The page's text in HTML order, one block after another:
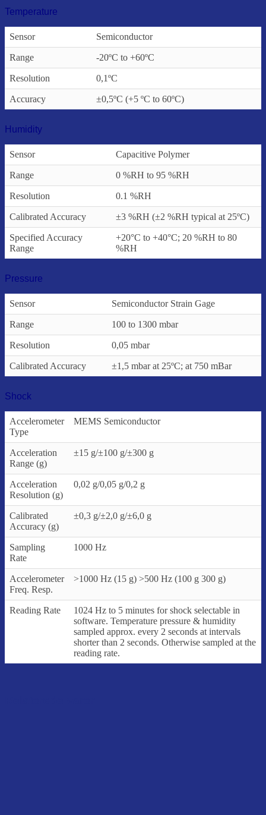
Temperature
Sensor Semiconductor
Range -20ºC to +60ºC
Resolution 0,1ºC
Accuracy ±0,5ºC (+5 ºC to 60ºC)
Humidity
Sensor Capacitive Polymer
Range 0 %RH to 95 %RH
Resolution 0.1 %RH
Calibrated Accuracy ±3 %RH (±2 %RH typical at 25ºC)
Specified Accuracy
Range
+20°C to +40°C; 20 %RH to 80
%RH
Pressure
Sensor Semiconductor Strain Gage
Range 100 to 1300 mbar
Resolution 0,05 mbar
Calibrated Accuracy ±1,5 mbar at 25ºC; at 750 mBar
Shock
Accelerometer
Type
MEMS Semiconductor
Acceleration
Range (g)
±15 g/±100 g/±300 g
Acceleration
Resolution (g)
0,02 g/0,05 g/0,2 g
Calibrated
Accuracy (g)
±0,3 g/±2,0 g/±6,0 g
Sampling
Rate
1000 Hz
Accelerometer
Freq. Resp.
>1000 Hz (15 g) >500 Hz (100 g 300 g)
Reading Rate
1024 Hz to 5 minutes for shock selectable in
software. Temperature pressure & humidity
sampled approx. every 2 seconds at intervals
shorter than 2 seconds. Otherwise sampled at the
reading rate.